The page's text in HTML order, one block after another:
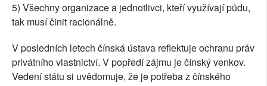
5) Všechny organizace a jednotlivci, kteří využívají půdu,
tak musí činit racionálně.
V posledních letech čínská ústava reflektuje ochranu práv
privátního vlastnictví. V popředí zájmu je čínský venkov.
Vedení státu si uvědomuje, že je potřeba z čínského